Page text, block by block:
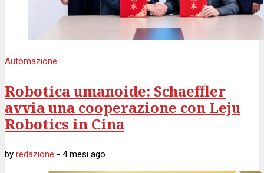
Automazione
Robotica umanoide: Schaeffler
avvia una cooperazione con Leju
Robotics in Cina
by redazione - 4 mesi ago